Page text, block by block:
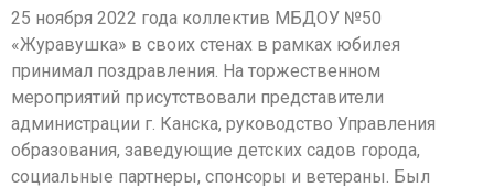
25 ноября 2022 года коллектив МБДОУ №50
«Журавушка» в своих стенах в рамках юбилея
принимал поздравления. На торжественном
мероприятий присутствовали представители
администрации г. Канска, руководство Управления
образования, заведующие детских садов города,
социальные партнеры, спонсоры и ветераны. Был